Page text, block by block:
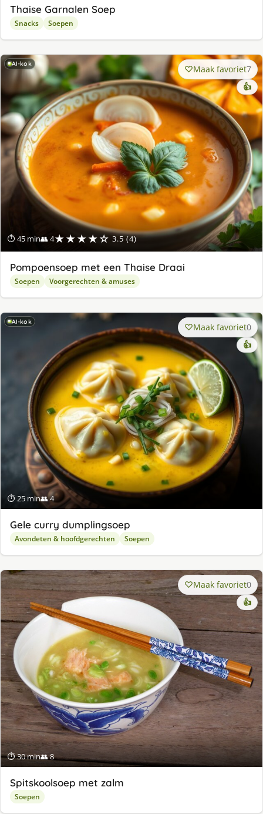
Thaise Garnalen Soep
Snacks Soepen
AI-kok
⏱ 45 min👥 4★★★★☆ 3.5 (4)
Maak favoriet7
👍
Pompoensoep met een Thaise Draai
Soepen Voorgerechten & amuses
AI-kok
⏱ 25 min👥 4
Maak favoriet0
👍
Gele curry dumplingsoep
Avondeten & hoofdgerechten Soepen
⏱ 30 min👥 8
Maak favoriet0
👍
Spitskoolsoep met zalm
Soepen